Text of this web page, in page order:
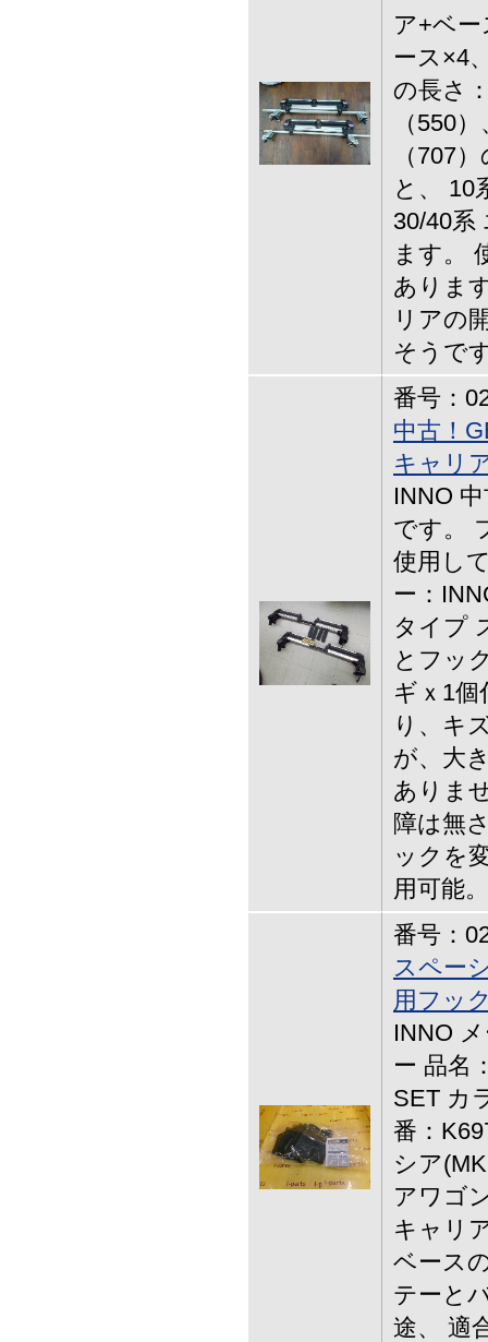
ア+ベ
ース×4
の長さ
（550
（707
と、 10
30/40系
ます。
ありま
リアの
そうで
番号：
中古！
キャリ
INNO
です。
使用し
ー：
タイプ
とフッ
ギｘ1
り、キ
が、大
ありま
障は無
ックを
用可能
番号：
スペー
用フッ
INNO
ー 品名
SET カ
番：
シア
アワゴ
キャリ
ベース
テーと
途、 適